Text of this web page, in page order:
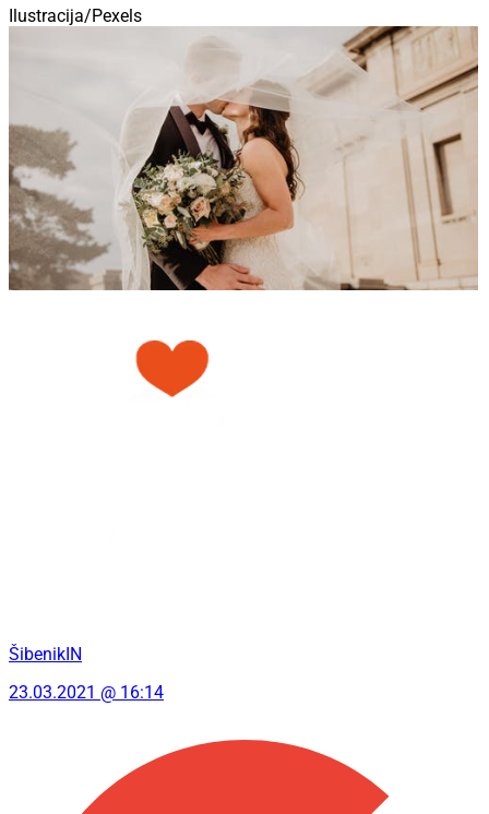
Ilustracija/Pexels
ŠibenikIN
23.03.2021 @ 16:14